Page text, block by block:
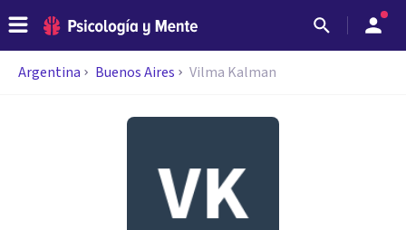
Argentina Buenos Aires Vilma Kalman